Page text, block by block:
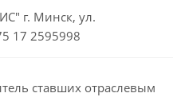
г. Минск, ул.
17 2595998
ставших отраслевым